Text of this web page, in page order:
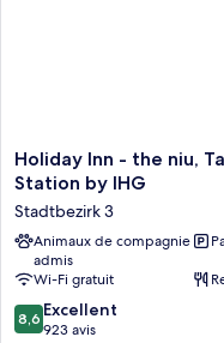
Holiday
Inn
the
niu,
Tab
Dusseldorf
Main
Station
Holiday Inn - the niu,
Station by IHG
Stadtbezirk 3
Animaux de compagnie
admis
Wi-Fi gratuit
8.6
sur
8,6 Excellent
923 avis